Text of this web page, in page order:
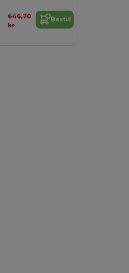
646,70
kr
Bestill